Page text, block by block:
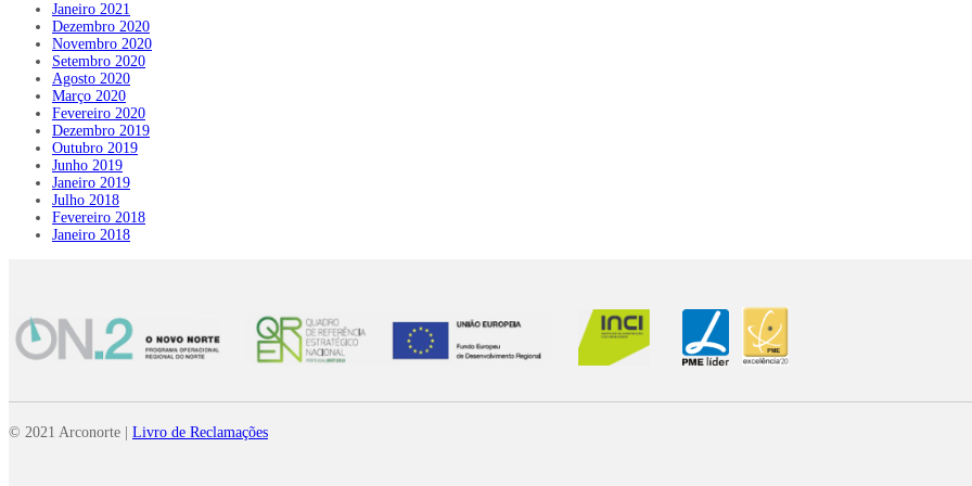
Janeiro 2021
Dezembro 2020
Novembro 2020
Setembro 2020
Agosto 2020
Março 2020
Fevereiro 2020
Dezembro 2019
Outubro 2019
Junho 2019
Janeiro 2019
Julho 2018
Fevereiro 2018
Janeiro 2018
© 2021 Arconorte | Livro de Reclamações